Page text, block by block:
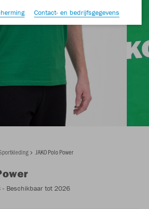
JAKO Polo Power
- Beschikbaar tot 2026
Contact- en bedrijfsgegevens